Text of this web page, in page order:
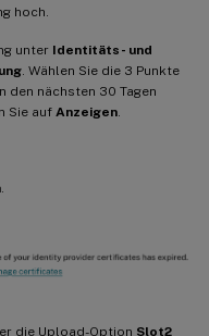
hoch.
unter Identitäts- und
. Wählen Sie die 3 Punkte
den nächsten 30 Tagen
Sie auf Anzeigen
die Upload-Option Slot2